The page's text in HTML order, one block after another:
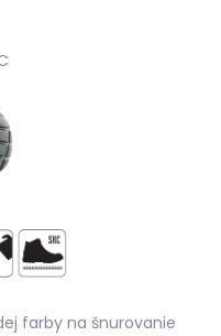
farby na šnurovanie